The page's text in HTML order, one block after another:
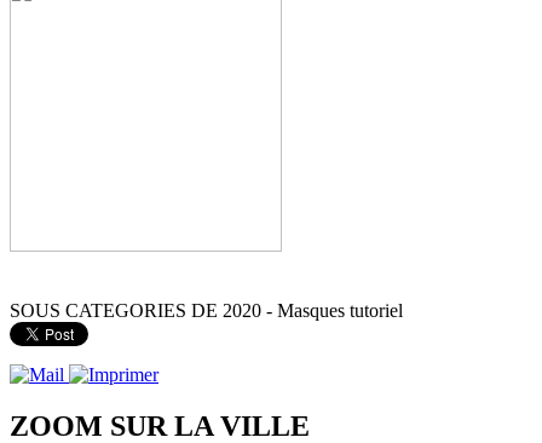
SOUS CATEGORIES DE 2020 - Masques tutoriel
ZOOM SUR LA VILLE